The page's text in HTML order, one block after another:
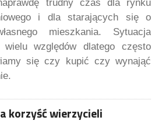
trudny czas dla rynku
i dla starających się o
mieszkania. Sytuacja
względów dlatego często
się czy kupić czy wynająć
korzyść wierzycieli